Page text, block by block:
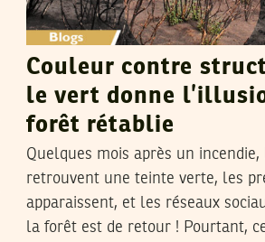
Couleur contre
le vert donne
forêt rétablie
Quelques mois après un
retrouvent une teinte verte, les
apparaissent, et les réseaux
la forêt est de retour ! Pourtant,